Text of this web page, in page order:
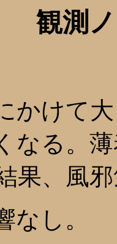
観測
かけて
なる。
果、風
なし。